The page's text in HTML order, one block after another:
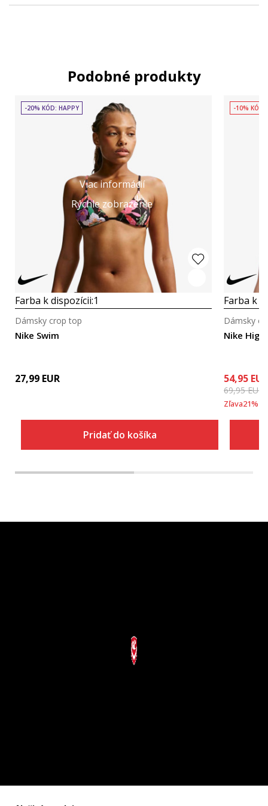
Podobné produkty
Viac informácií
Rýchle zobrazenie
-20% KÓD: HAPPY
Farba k dispozícii:1
Nike Swim
Dámsky crop top
27,99 EUR
Pridať do košíka
-10% KÓD:
Farba k
Nike
Dámsky
54,95 EUR
69,95EUR
Zľava21%